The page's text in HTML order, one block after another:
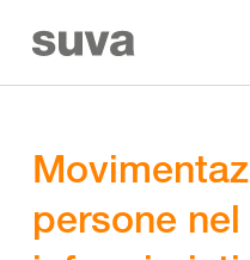
persone